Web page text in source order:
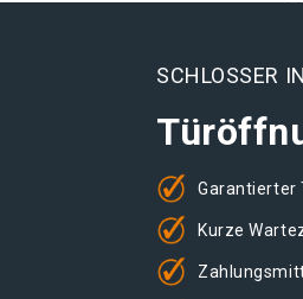
SCHLOSSER
Garantierter
Kurze